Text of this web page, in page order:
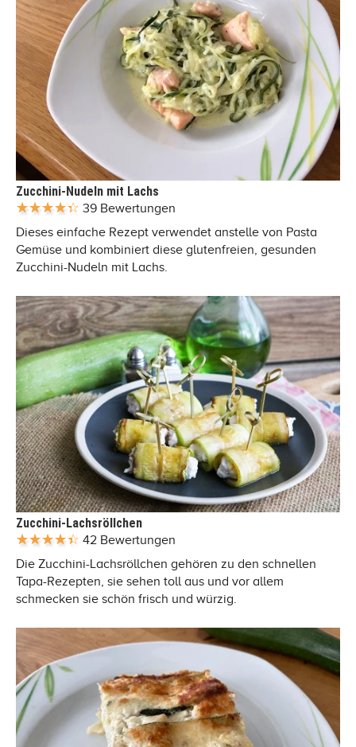
Zucchini-Nudeln mit Lachs
39 Bewertungen
Dieses einfache Rezept verwendet anstelle von Pasta
Gemüse und kombiniert diese glutenfreien, gesunden
Zucchini-Nudeln mit Lachs.
Zucchini-Lachsröllchen
42 Bewertungen
Die Zucchini-Lachsröllchen gehören zu den schnellen
Tapa-Rezepten, sie sehen toll aus und vor allem
schmecken sie schön frisch und würzig.